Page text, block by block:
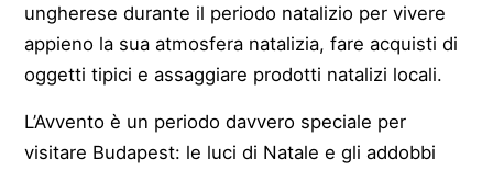
ungherese durante il periodo natalizio per vivere
appieno la sua atmosfera natalizia, fare acquisti di
oggetti tipici e assaggiare prodotti natalizi locali.
L’Avvento è un periodo davvero speciale per
visitare Budapest: le luci di Natale e gli addobbi